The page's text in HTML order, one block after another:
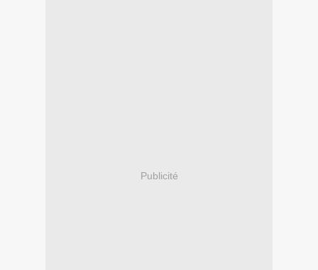
Publicité